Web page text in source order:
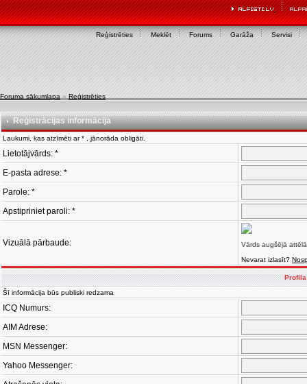
Reģistrēties Meklēt Forums Garāža Servisi
Foruma sākumlapa » Reģistrēties
Reģistrācijas informācija
Laukumi, kas atzīmēti ar * , jānorāda obligāti.
Lietotājvārds: *
E-pasta adrese: *
Parole: *
Apstipriniet paroli: *
Vizuālā pārbaude: Vārds augšējā
Nevarat izlasīt?
Šī informācija būs publiski redzama
ICQ Numurs:
AIM Adrese:
MSN Messenger:
Yahoo Messenger: